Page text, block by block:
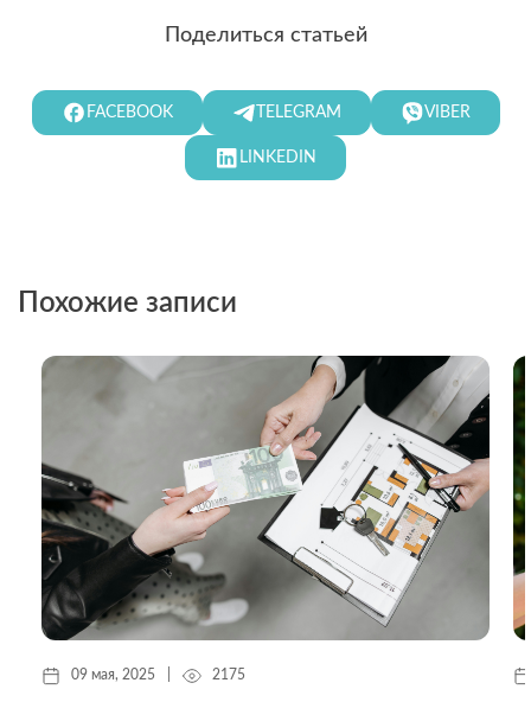
Поделиться статьей
FACEBOOK TELEGRAM VIBER
LINKEDIN
Похожие записи
09 мая, 2025 2175